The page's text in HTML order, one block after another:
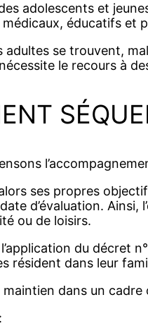
adolescents et
éducatifs et
adultes se trouvent,
le recours à
ses propres
d’évaluation. Ainsi,
ou de loisirs.
du décret
résident dans leur
dans un